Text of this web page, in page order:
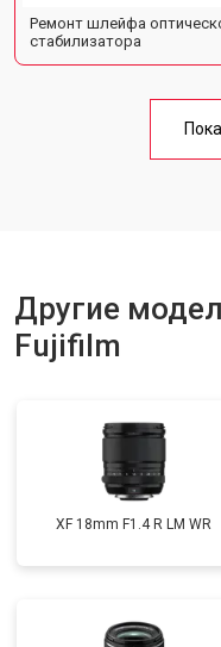
Ремонт шлейфа
стабилизатора
Другие
Fujifilm
XF 18mm F1.4 R LM WR